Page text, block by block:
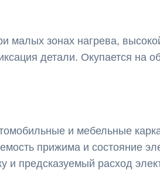
малых зонах нагрева,
детали. Окупается на
и мебельные
прижима и состояние
и предсказуемый расход